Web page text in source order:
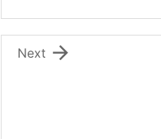

Next